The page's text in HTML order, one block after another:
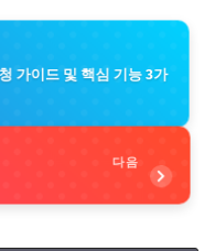
가이드 및 핵심 기능 3가
다음